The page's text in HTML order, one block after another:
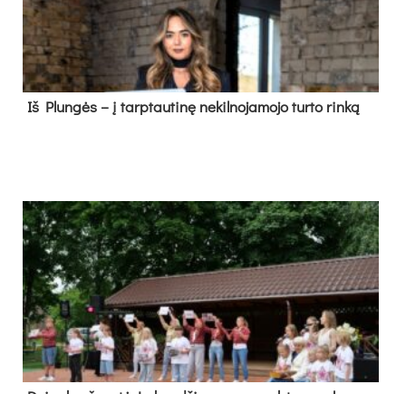
Iš Plungės – į tarptautinę nekilnojamojo turto rinką